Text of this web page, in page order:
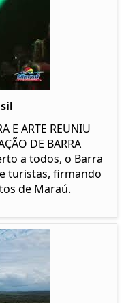
E ARTE REUNIU
DE BARRA
a todos, o Barra
turistas, firmando
de Maraú.